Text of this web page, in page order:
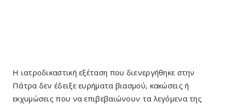
Η ιατροδικαστική εξέταση που διενεργήθηκε στην
Πάτρα δεν έδειξε ευρήματα βιασμού, κακώσεις ή
εκχυμώσεις που να επιβεβαιώνουν τα λεγόμενα της